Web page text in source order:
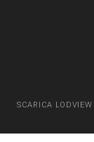
SCARICA